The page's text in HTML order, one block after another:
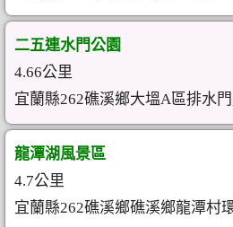
二五連水門公園
4.66公里
宜蘭縣262礁溪鄉大塭A區排水
龍潭湖風景區
4.7公里
宜蘭縣262礁溪鄉礁溪鄉龍潭村